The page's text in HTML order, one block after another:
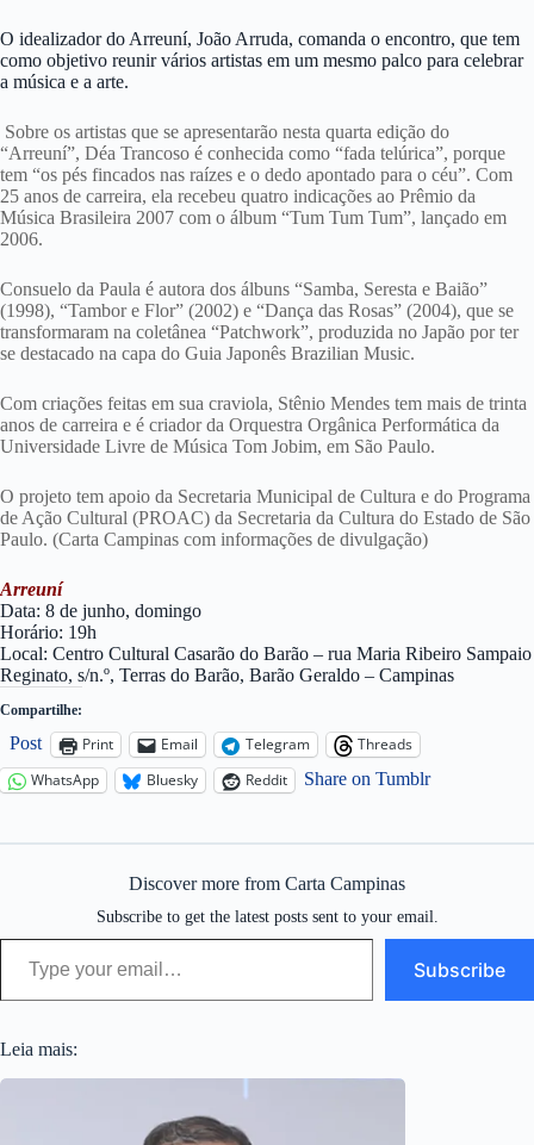
O idealizador do Arreuní, João Arruda, comanda o encontro, que tem
como objetivo reunir vários artistas em um mesmo palco para celebrar
a música e a arte.
Sobre os artistas que se apresentarão nesta quarta edição do
“Arreuní”, Déa Trancoso é conhecida como “fada telúrica”, porque
tem “os pés fincados nas raízes e o dedo apontado para o céu”. Com
25 anos de carreira, ela recebeu quatro indicações ao Prêmio da
Música Brasileira 2007 com o álbum “Tum Tum Tum”, lançado em
2006.
Consuelo da Paula é autora dos álbuns “Samba, Seresta e Baião”
(1998), “Tambor e Flor” (2002) e “Dança das Rosas” (2004), que se
transformaram na coletânea “Patchwork”, produzida no Japão por ter
se destacado na capa do Guia Japonês Brazilian Music.
Com criações feitas em sua craviola, Stênio Mendes tem mais de trinta
anos de carreira e é criador da Orquestra Orgânica Performática da
Universidade Livre de Música Tom Jobim, em São Paulo.
O projeto tem apoio da Secretaria Municipal de Cultura e do Programa
de Ação Cultural (PROAC) da Secretaria da Cultura do Estado de São
Paulo. (Carta Campinas com informações de divulgação)
Arreuní
Data: 8 de junho, domingo
Horário: 19h
Local: Centro Cultural Casarão do Barão – rua Maria Ribeiro Sampaio
Reginato, s/n.º, Terras do Barão, Barão Geraldo – Campinas
Compartilhe:
Post Print Email Telegram
Threads
WhatsApp
Bluesky Reddit Share on Tumblr
Discover more from Carta Campinas
Subscribe to get the latest posts sent to your email.
Type your email…
Subscribe
Leia mais: